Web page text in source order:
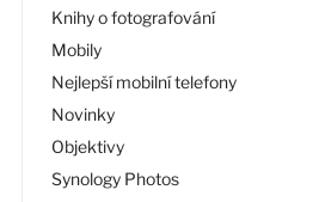
Knihy o fotografování
Mobily
Nejlepší mobilní telefony
Novinky
Objektivy
Synology Photos